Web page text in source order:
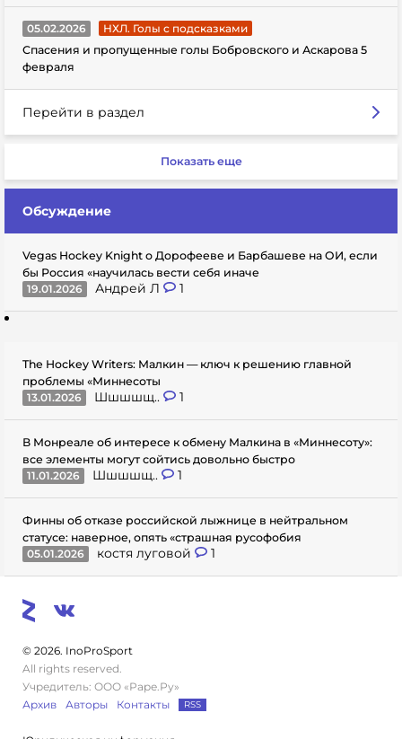
05.02.2026
НХЛ. Голы с подсказками
Спасения и пропущенные голы Бобровского и Аскарова 5
февраля
Перейти в раздел
Показать еще
Обсуждение
Vegas Hockey Knight о Дорофееве и Барбашеве на ОИ, если
бы Россия «научилась вести себя иначе
19.01.2026
Андрей Л 1
The Hockey Writers: Малкин — ключ к решению главной
проблемы «Миннесоты
13.01.2026
Шшшшщ.. 1
В Монреале об интересе к обмену Малкина в «Миннесоту»:
все элементы могут сойтись довольно быстро
11.01.2026
Шшшшщ.. 1
Финны об отказе российской лыжнице в нейтральном
статусе: наверное, опять «страшная русофобия
05.01.2026
костя луговой 1
© 2026. InoProSport
All rights reserved.
Учредитель: ООО «Раре.Ру»
Архив
Авторы Контакты RSS